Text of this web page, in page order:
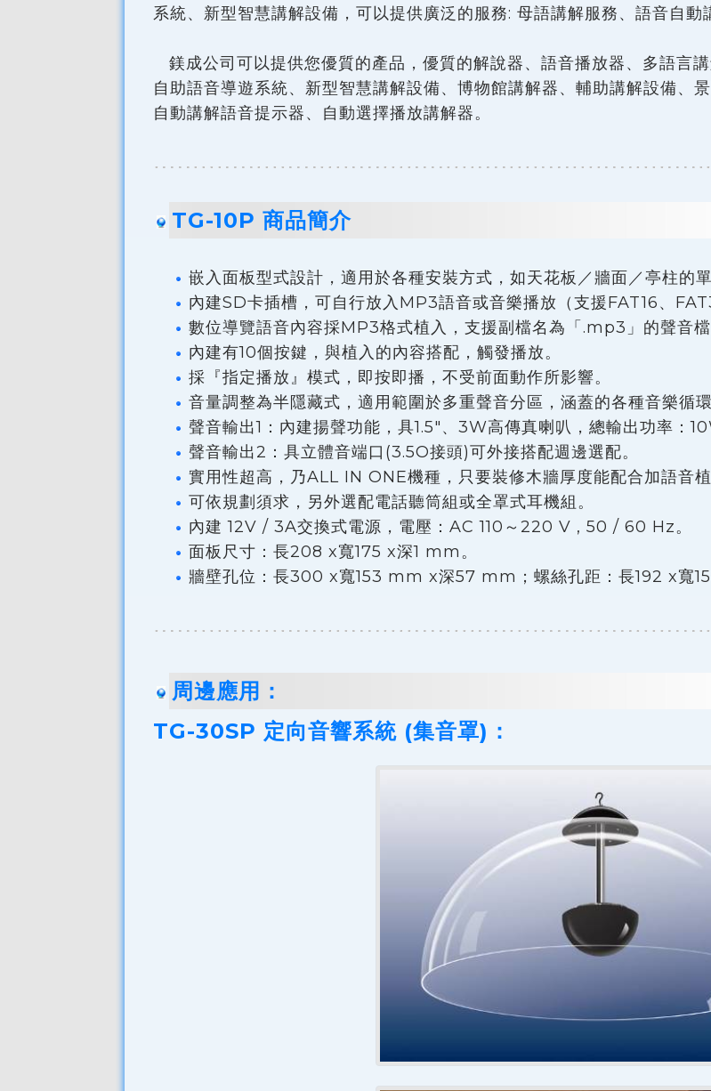
系統、新型智慧講解設備，可以提供廣泛的服務: 母語講解服務、語音自動
鎂成公司可以提供您優質的產品，優質的解說器、語音播放器、多語言
自助語音導遊系統、新型智慧講解設備、博物館講解器、輔助講解設備、
自動講解語音提示器、自動選擇播放講解器。
TG-10P 商品簡介
嵌入面板型式設計，適用於各種安裝方式，如天花板／牆面／亭柱的單
內建SD卡插槽，可自行放入MP3語音或音樂播放（支援FAT16、
數位導覽語音內容採MP3格式植入，支援副檔名為「.mp3」的聲音檔
內建有10個按鍵，與植入的內容搭配，觸發播放。
採『指定播放』模式，即按即播，不受前面動作所影響。
音量調整為半隱藏式，適用範圍於多重聲音分區，涵蓋的各種音樂循
聲音輸出1：內建揚聲功能，具1.5"、3W高傳真喇叭，總輸出功率：
聲音輸出2：具立體音端口(3.5O接頭)可外接搭配週邊選配。
實用性超高，乃ALL IN ONE機種，只要裝修木牆厚度能配合加語音
可依規劃須求，另外選配電話聽筒組或全罩式耳機組。
內建 12V / 3A交換式電源，電壓：AC 110～220 V , 50 / 60 Hz。
面板尺寸：長208 x寬175 x深1 mm。
牆壁孔位：長300 x寬153 mm x深57 mm；螺絲孔距：長192 x寬
周邊應用：
TG-30SP 定向音響系統 (集音罩)：